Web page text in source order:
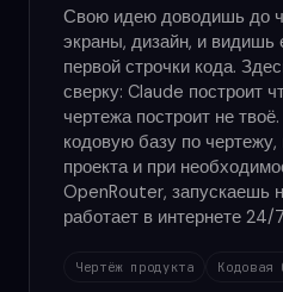
Свою идею доводишь до
экраны, дизайн, и видишь
первой строчки кода.
сверку: Claude построит
чертежа построит не
кодовую базу по
проекта и при
OpenRouter, запускаешь
работает в интернете 24/
Чертёж продукта Кодовая